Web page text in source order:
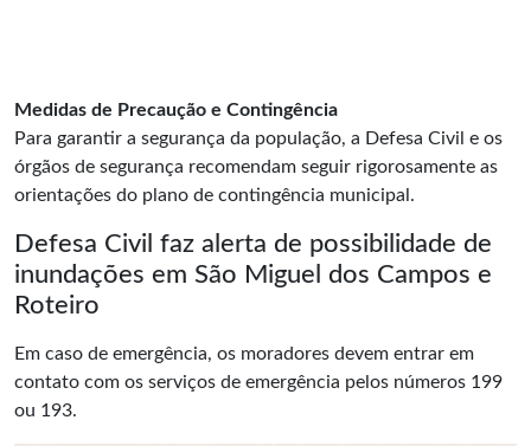
Medidas de Precaução e Contingência
Para garantir a segurança da população, a Defesa Civil e os
órgãos de segurança recomendam seguir rigorosamente as
orientações do plano de contingência municipal.
Defesa Civil faz alerta de possibilidade de
inundações em São Miguel dos Campos e
Roteiro
Em caso de emergência, os moradores devem entrar em
contato com os serviços de emergência pelos números 199
ou 193.